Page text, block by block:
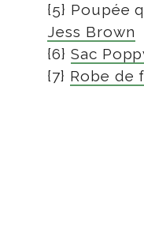
{5} Poupée
Jess Brown
{6} Sac
{7} Robe de